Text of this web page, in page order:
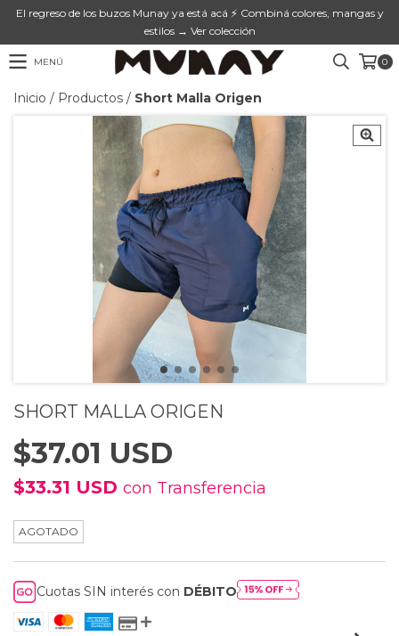
El regreso de los buzos Munay ya está acá ⚡ Combiná colores, mangas y
estilos → Ver colección
MENÚ 0
Inicio / Productos / Short Malla Origen
SHORT MALLA ORIGEN
$37.01 USD
$33.31 USD con Transferencia
AGOTADO
Cuotas SIN interés con DÉBITO